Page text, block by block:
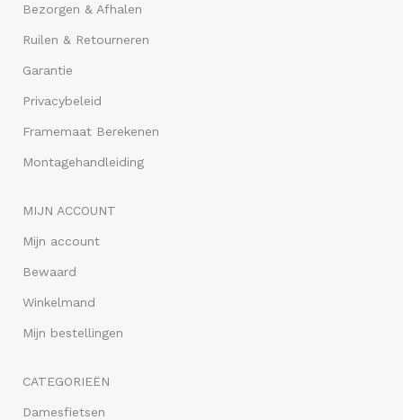
Bezorgen & Afhalen
Ruilen & Retourneren
Garantie
Privacybeleid
Framemaat Berekenen
Montagehandleiding
MIJN ACCOUNT
Mijn account
Bewaard
Winkelmand
Mijn bestellingen
CATEGORIEËN
Damesfietsen